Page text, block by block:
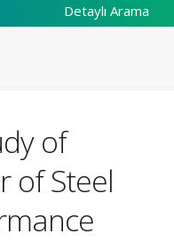
Detaylı Arama
of
of Steel